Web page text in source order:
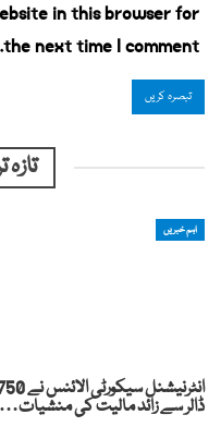
in this browser for
the next time I comment.
اہم خبریں
انٹرنیشنل سیکورٹی
ڈالر سے زائد مالیت کی منشیات…